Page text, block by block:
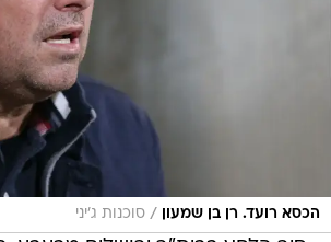
הכסא רועד. רן בן שמעון / סוכנות ג'יני